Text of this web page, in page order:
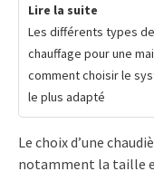
Lire la suite
Les différents types de
chauffage pour une
comment choisir le
le plus adapté
Le choix d’une
notamment la taille